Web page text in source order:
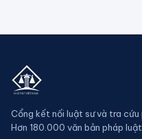
Cổng kết nối luật sư và tra cứu
Hơn 180.000 văn bản pháp